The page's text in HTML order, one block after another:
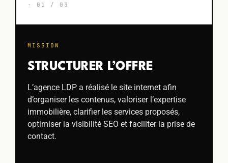
· 01 / 03
MISSION
STRUCTURER L’OFFRE
L’agence LDP a réalisé le site internet afin
d’organiser les contenus, valoriser l’expertise
immobilière, clarifier les services proposés,
optimiser la visibilité SEO et faciliter la prise de
contact.